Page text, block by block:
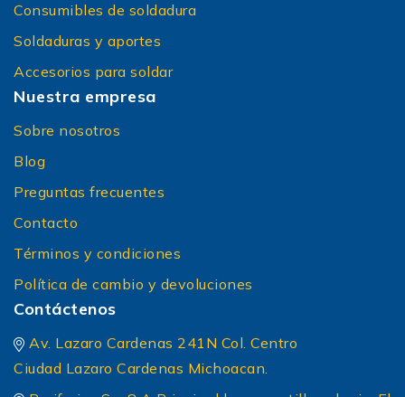
Consumibles de soldadura
Soldaduras y aportes
Accesorios para soldar
Nuestra empresa
Sobre nosotros
Blog
Preguntas frecuentes
Contacto
Términos y condiciones
Política de cambio y devoluciones
Contáctenos
Av. Lazaro Cardenas 241N Col. Centro
Ciudad Lazaro Cardenas Michoacan.